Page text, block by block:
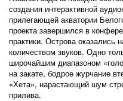
создания интерактивной
прилегающей акватории
проекта завершился в
практики. Острова оказались
количеством звуков. Одно
широчайшим диапазоном
на закате, бодрое журчание
«Хета», нарастающий шум
прилива.